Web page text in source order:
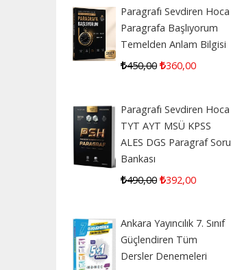
Paragrafı Sevdiren Hoca
Paragrafa Başlıyorum
Temelden Anlam Bilgisi
450,00 360,00
Paragrafı Sevdiren Hoca
TYT AYT MSÜ KPSS
ALES DGS Paragraf Soru
Bankası
490,00 392,00
Ankara Yayıncılık 7. Sınıf
Güçlendiren Tüm
Dersler Denemeleri